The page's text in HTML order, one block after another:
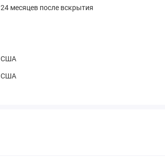
24 месяцев после вскрытия
США
США